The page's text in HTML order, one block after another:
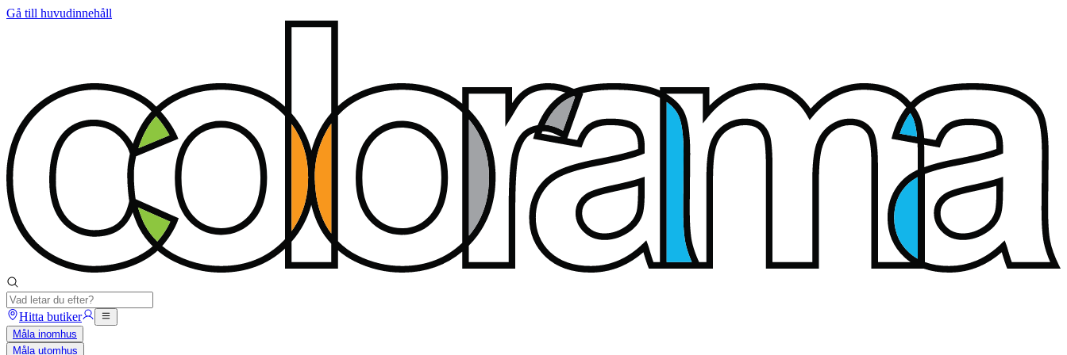
Gå till huvudinnehåll
Hitta butiker
Måla inomhus
Måla utomhus